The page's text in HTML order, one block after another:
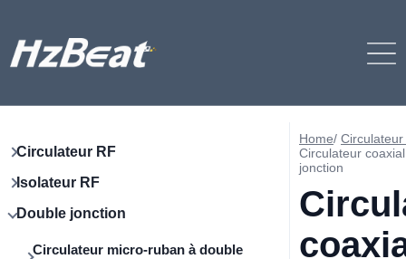
Circulateur RF
Isolateur RF
Double jonction
Circulateur micro-ruban à double
Home/
Circulateur
jonction